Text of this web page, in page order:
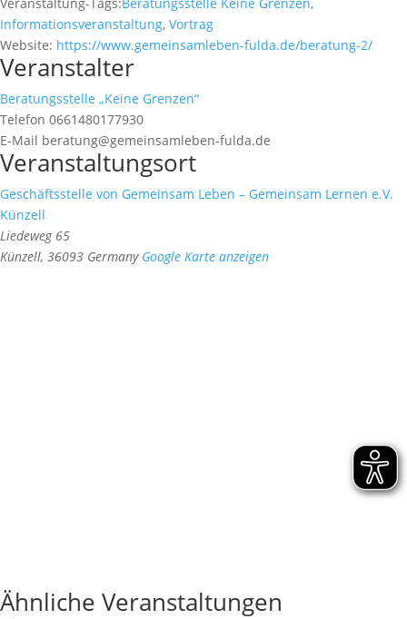
Informationsveranstaltung, Vortrag
Website: https://www.gemeinsamleben-fulda.de/beratung-2/
Veranstalter
Beratungsstelle „Keine Grenzen“
Telefon 0661480177930
E-Mail beratung@gemeinsamleben-fulda.de
Veranstaltungsort
Geschäftsstelle von Gemeinsam Leben – Gemeinsam Lernen e.V.
Künzell
Liedeweg 65
Künzell, 36093 Germany Google Karte anzeigen
Ähnliche Veranstaltungen